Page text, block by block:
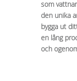
som
den unika
bygga ut
en lång
och